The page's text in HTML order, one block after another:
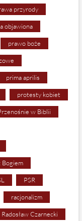
przyrody
objawiona
prawo boże
prima aprilis
protesty kobiet
w Biblii
Bogiem
PSR
racjonalizm
Radosław Czarnecki